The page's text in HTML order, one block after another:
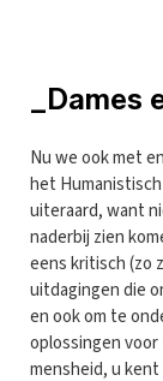
_Dames
Nu we ook met
het
uiteraard, want
naderbij zien
eens kritisch (zo
uitdagingen die
en ook om te
oplossingen
mensheid, u